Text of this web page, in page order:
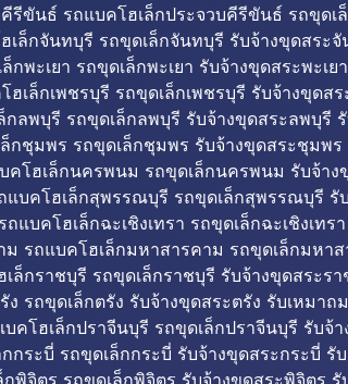
รีขันธ์ รถแบคโฮเล็กประจวบคีรีขันธ์ รถขุ
ล็กจันทบุรี รถขุดเล็กจันทบุรี รับจ้างขุดสระ
กพะเยา รถขุดเล็กพะเยา รับจ้างขุดสระพะเย
เล็กเพชรบุรี รถขุดเล็กเพชรบุรี รับจ้างขุดส
ลพบุรี รถขุดเล็กลพบุรี รับจ้างขุดสระลพบุรี
กชุมพร รถขุดเล็กชุมพร รับจ้างขุดสระชุมพ
โฮเล็กนครพนม รถขุดเล็กนครพนม รับจ้า
บคโฮเล็กสุพรรณบุรี รถขุดเล็กสุพรรณบุรี
แบคโฮเล็กฉะเชิงเทรา รถขุดเล็กฉะเชิงเท
รถแบคโฮเล็กมหาสารคาม รถขุดเล็กมห
ล็กราชบุรี รถขุดเล็กราชบุรี รับจ้างขุดสระร
รถขุดเล็กตรัง รับจ้างขุดสระตรัง รับเหมาถ
คโฮเล็กปราจีนบุรี รถขุดเล็กปราจีนบุรี รับจ้
กระบี่ รถขุดเล็กกระบี่ รับจ้างขุดสระกระบี่ รั
กพิจิตร รถขุดเล็กพิจิตร รับจ้างขุดสระพิจิตร